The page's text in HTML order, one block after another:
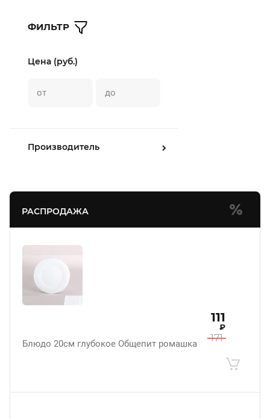
ФИЛЬТР
Цена (руб.)
Производитель
РАСПРОДАЖА
Блюдо 20см глубокое Общепит ромашка 171
111
₽